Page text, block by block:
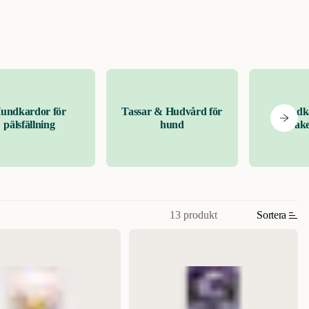
för
pälsfällning
Tassar & Hudvård för
hund
13 produkt Sortera